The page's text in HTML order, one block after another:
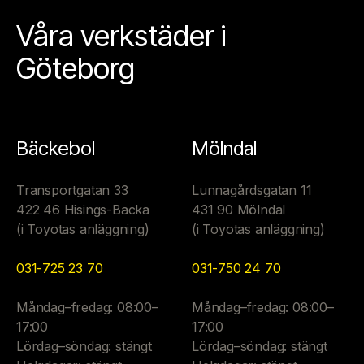
Våra verkstäder i
Göteborg
Bäckebol
Transportgatan 33
422 46 Hisings-Backa
(i Toyotas anläggning)
031-725 23 70
Måndag–fredag: 08:00–
17:00
Lördag–söndag: stängt
Mölndal
Lunnagårdsgatan 11
431 90 Mölndal
(i Toyotas anläggning)
031-750 24 70
Måndag–fredag: 08:00–
17:00
Lördag–söndag: stängt